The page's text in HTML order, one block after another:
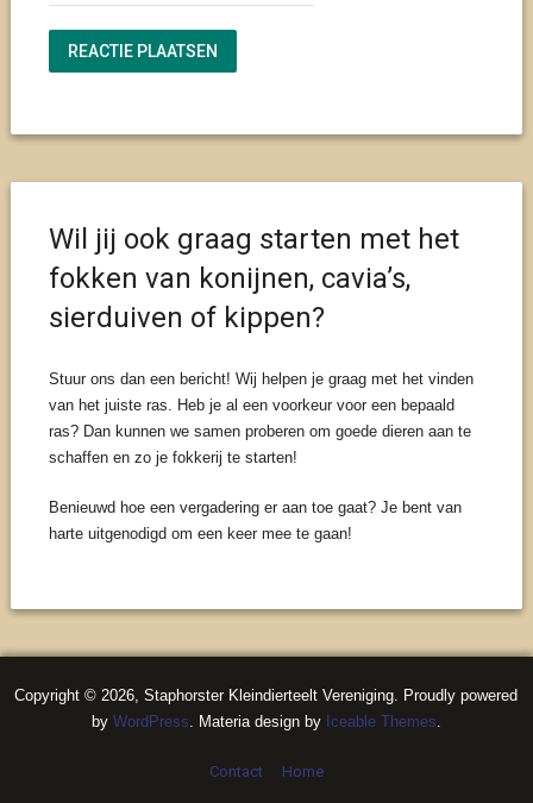
Wil jij ook graag starten met het
fokken van konijnen, cavia’s,
sierduiven of kippen?
Stuur ons dan een bericht! Wij helpen je graag met het vinden
van het juiste ras. Heb je al een voorkeur voor een bepaald
ras? Dan kunnen we samen proberen om goede dieren aan te
schaffen en zo je fokkerij te starten!
Benieuwd hoe een vergadering er aan toe gaat? Je bent van
harte uitgenodigd om een keer mee te gaan!
Copyright © 2026, Staphorster Kleindierteelt Vereniging. Proudly powered
by WordPress. Materia design by Iceable Themes.
Contact Home